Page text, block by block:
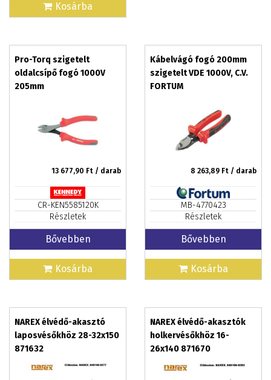
Kosárba
Pro-Torq szigetelt
oldalcsípő fogó 1000V
205mm
13 677,90 Ft / darab
CR-KEN5585120K
Részletek
Bővebben
Kosárba
Kábelvágó fogó 200mm
szigetelt VDE 1000V, C.V.
FORTUM
8 263,89 Ft / darab
MB-4770423
Részletek
Bővebben
Kosárba
NAREX élvédő-akasztó
laposvésőkhöz 28-32x150
871632
NAREX élvédő-akasztók
holkervésőkhöz 16-
26x140 871670